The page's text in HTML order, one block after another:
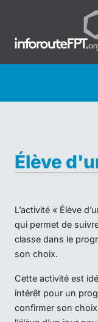
Élève
L’activité « Élève
qui permet de
classe dans le
son choix.
Cette activité est
intérêt pour un
confirmer son